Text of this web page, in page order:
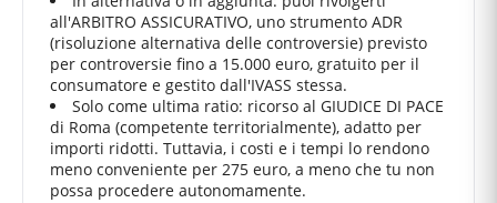
all'ARBITRO ASSICURATIVO, uno strumento ADR
(risoluzione alternativa delle controversie) previsto
per controversie fino a 15.000 euro, gratuito per il
consumatore e gestito dall'IVASS stessa.
Solo come ultima ratio: ricorso al GIUDICE DI PACE
di Roma (competente territorialmente), adatto per
importi ridotti. Tuttavia, i costi e i tempi lo rendono
meno conveniente per 275 euro, a meno che tu non
possa procedere autonomamente.